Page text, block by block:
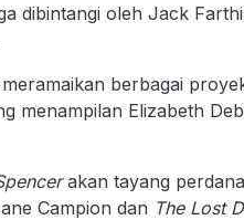
dibintangi oleh Jack
berbagai
menampilan Elizabeth
akan tayang
Campion dan The Lost